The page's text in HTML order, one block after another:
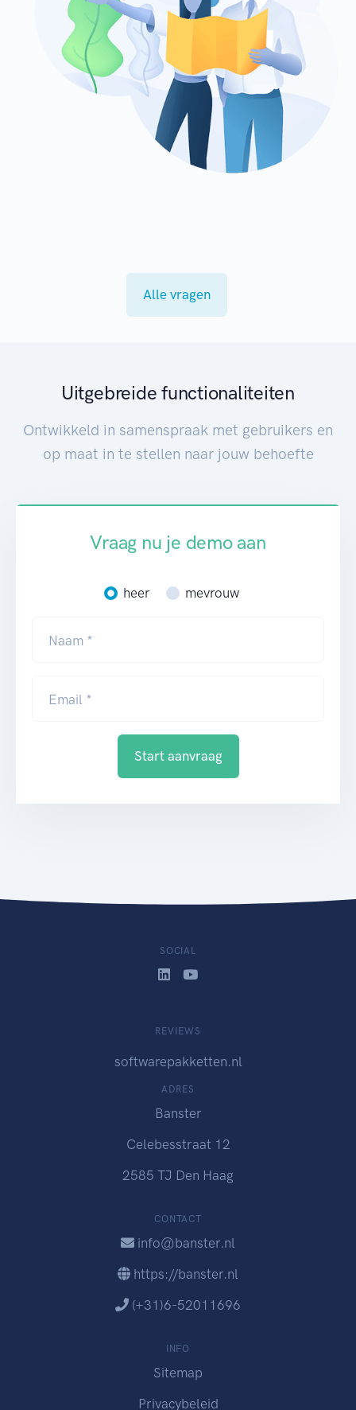
Alle vragen
Uitgebreide functionaliteiten
Ontwikkeld in samenspraak met gebruikers en
op maat in te stellen naar jouw behoefte
Vraag nu je demo aan
heer mevrouw
Naam *
Email *
Start aanvraag
SOCIAL
REVIEWS
softwarepakketten.nl
ADRES
Banster
Celebesstraat 12
2585 TJ Den Haag
CONTACT
info@banster.nl
https://banster.nl
(+31)6-52011696
INFO
Sitemap
Privacybeleid